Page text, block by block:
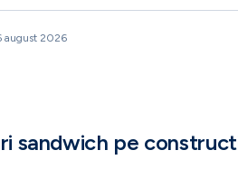
august 2026
sandwich pe